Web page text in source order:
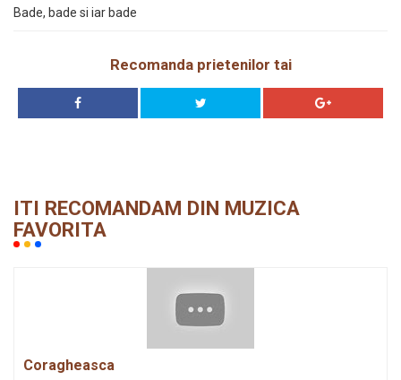
Bade, bade si iar bade
Recomanda prietenilor tai
ITI RECOMANDAM DIN MUZICA
FAVORITA
Coragheasca